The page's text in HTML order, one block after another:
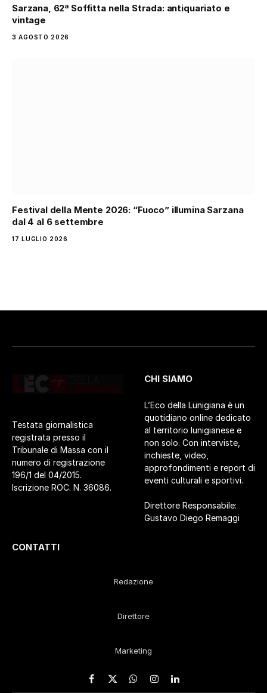
Sarzana, 62ª Soffitta nella Strada: antiquariato e
vintage
3 AGOSTO 2026
Festival della Mente 2026: “Fuoco” illumina Sarzana
dal 4 al 6 settembre
17 LUGLIO 2026
Testata giornalistica
registrata presso il
Tribunale di Massa con il
numero di registrazione
196/1 del 04/2015.
Iscrizione ROC. N. 36086.
CHI SIAMO
L’Eco della Lunigiana è un
quotidiano online dedicato
al territorio lunigianese e
non solo. Con interviste,
inchieste, video,
approfondimenti e report di
eventi culturali e sportivi.
Direttore Responsabile:
Gustavo Diego Remaggi
CONTATTI
Redazione
Direttore
Marketing
Facebook
X WhatsApp
Instagram
LinkedIn